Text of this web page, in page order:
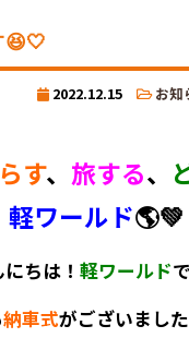
2022.12.15 お知
す、 旅する、
軽ワールド🌎💚
ちは！ 軽ワールド
納車式がございまし